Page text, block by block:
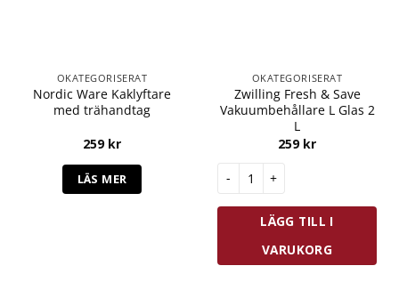
OKATEGORISERAT
Nordic Ware Kaklyftare
med trähandtag
259 kr
LÄS MER
OKATEGORISERAT
Zwilling Fresh & Save
Vakuumbehållare L Glas 2
L
259 kr
Zwilling Fresh & Save
LÄGG TILL I
VARUKORG